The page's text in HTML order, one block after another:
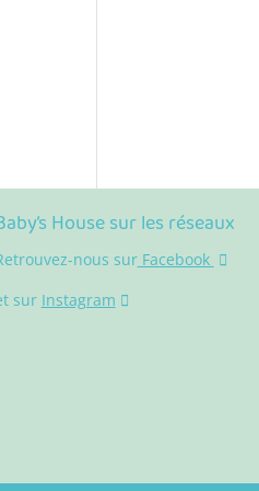
House sur les réseaux
nous surFacebook
sur Instagram